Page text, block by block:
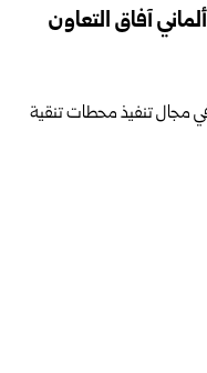
آفاق التعاون